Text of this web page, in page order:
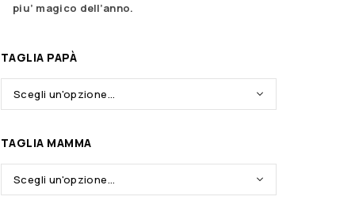
piu’ magico dell’anno.
TAGLIA PAPÀ
TAGLIA MAMMA